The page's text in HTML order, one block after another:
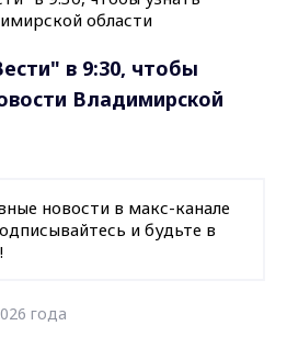
в 9:30, чтобы
Владимирской
новости в макс-канале
и будьте в
года